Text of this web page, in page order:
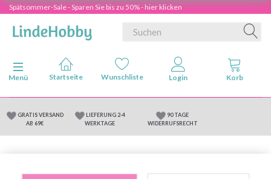
Spätsommer-Sale - Sparen Sie bis zu 50% - hier klicken
Anzeige ändern
Menü
GRATIS VERSAND
AB 69€
LIEFERUNG 2-4
WERKTAGE
90 TAGE
WIDERRUFSRECHT